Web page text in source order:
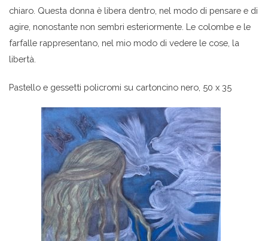
chiaro. Questa donna è libera dentro, nel modo di pensare e di
agire, nonostante non sembri esteriormente. Le colombe e le
farfalle rappresentano, nel mio modo di vedere le cose, la
libertà.
Pastello e gessetti policromi su cartoncino nero, 50 x 35